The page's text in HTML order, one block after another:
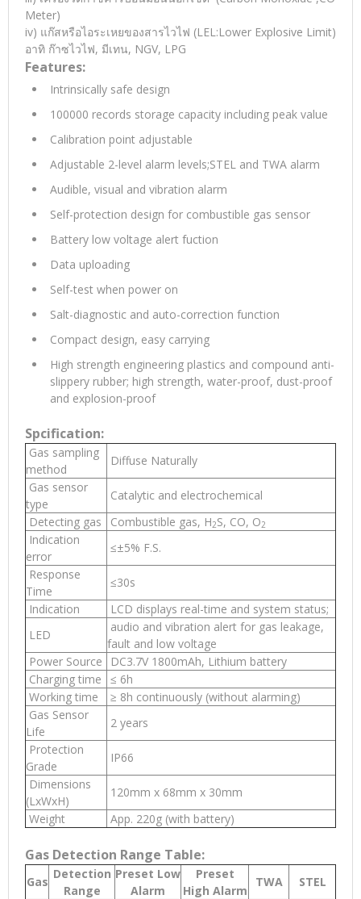
Meter)
iv) แก๊สหรือไอระเหยของสารไวไฟ (LEL:Lower Explosive Limit)
อาทิ ก๊าซไวไฟ, มีเทน, NGV, LPG
Features:
Intrinsically safe design
100000 records storage capacity including peak value
Calibration point adjustable
Adjustable 2-level alarm levels;STEL and TWA alarm
Audible, visual and vibration alarm
Self-protection design for combustible gas sensor
Battery low voltage alert fuction
Data uploading
Self-test when power on
Salt-diagnostic and auto-correction function
Compact design, easy carrying
High strength engineering plastics and compound anti-
slippery rubber; high strength, water-proof, dust-proof
and explosion-proof
Spcification:
Gas sampling
method
Diffuse Naturally
Gas sensor
type
Catalytic and electrochemical
Detecting gas
Combustible gas, H2S, CO, O2
Indication
error
≤±5% F.S.
Response
Time
≤30s
Indication
LCD displays real-time and system status;
LED
audio and vibration alert for gas leakage,
fault and low voltage
Power Source
DC3.7V 1800mAh, Lithium battery
Charging time
≤ 6h
Working time
≥ 8h continuously (without alarming)
Gas Sensor
Life
2 years
Protection
Grade
IP66
Dimensions
(LxWxH)
120mm x 68mm x 30mm
Weight
App. 220g (with battery)
Gas Detection Range Table:
Gas
Detection
Range
Preset Low
Alarm
Preset
High Alarm
TWA
STEL